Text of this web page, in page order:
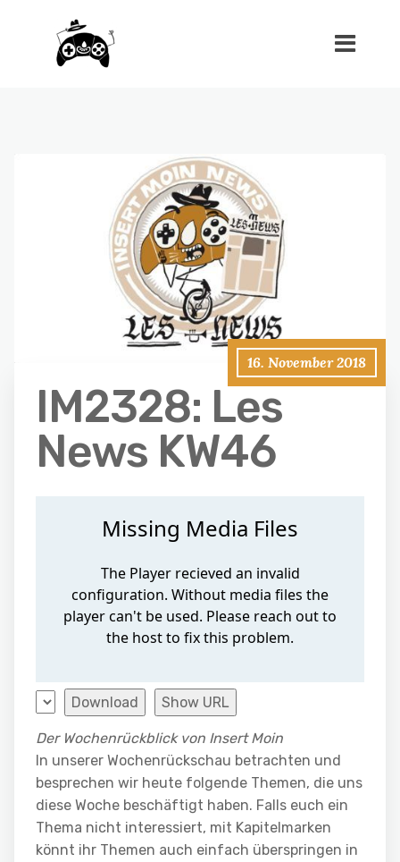
16. November 2018
IM2328: Les
News KW46
Download Show URL
Der Wochenrückblick von Insert Moin
In unserer Wochenrückschau betrachten und
besprechen wir heute folgende Themen, die uns
diese Woche beschäftigt haben. Falls euch ein
Thema nicht interessiert, mit Kapitelmarken
könnt ihr Themen auch einfach überspringen in